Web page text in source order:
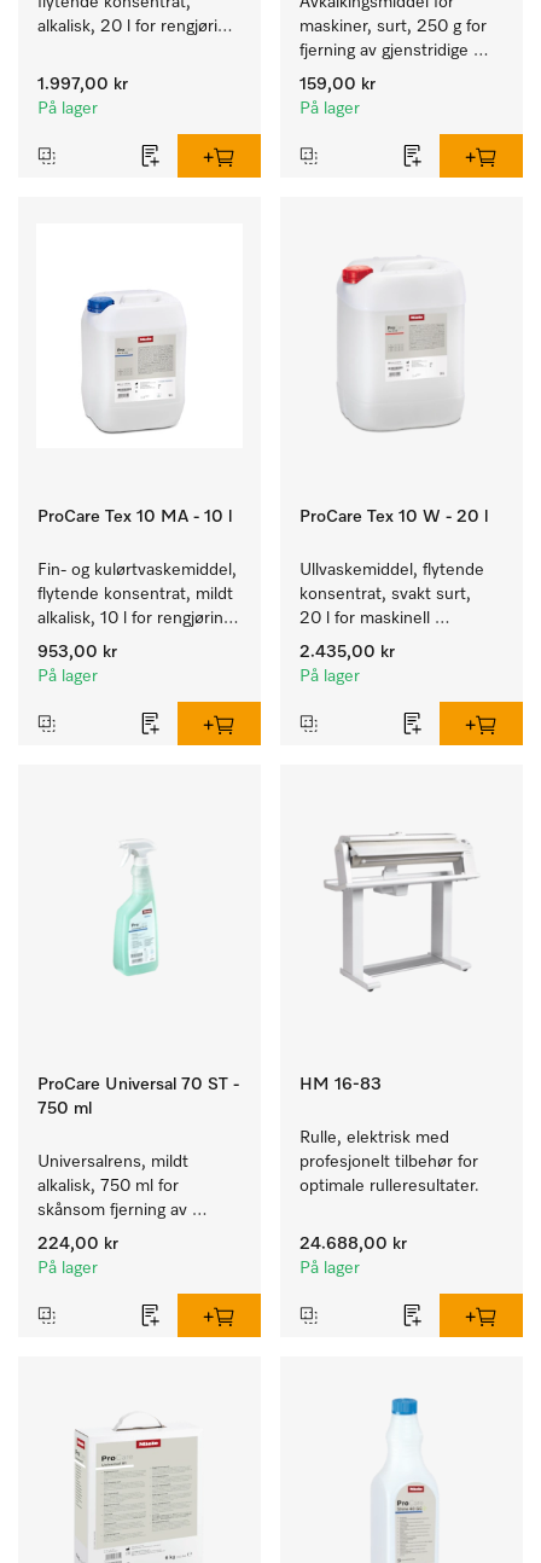
alkalisk, 20 l for rengjøring
fargeekte, kulørte tekstiler.
1.997,00 kr
På lager
maskiner, surt, 250 g for
fjerning av gjenstridige
kalkavleiringer.
159,00 kr
På lager
ProCare Tex 10 MA - 10 l
Fin- og kulørtvaskemiddel,
flytende konsentrat, mildt
alkalisk, 10 l for rengjøring
av kulørte og ømfintlige
tekstiler.
953,00 kr
På lager
ProCare Tex 10 W - 20 l
Ullvaskemiddel, flytende
konsentrat, svakt surt,
20 l for maskinell
rengjøring av ull.
2.435,00 kr
På lager
ProCare Universal 70 ST -
750 ml
Universalrens, mildt
alkalisk, 750 ml for
skånsom fjerning av
fettrester og smuss.
224,00 kr
På lager
HM 16-83
Rulle, elektrisk med
profesjonelt tilbehør for
optimale rulleresultater.
24.688,00 kr
På lager